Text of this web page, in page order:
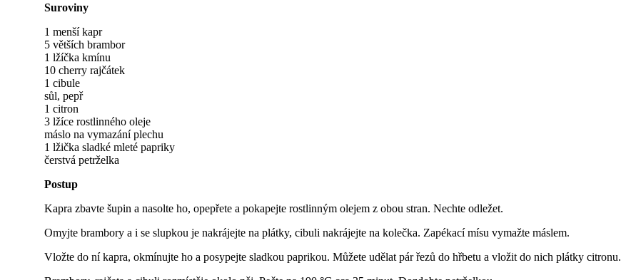
Suroviny
1 menší kapr
5 větších brambor
1 lžíčka kmínu
10 cherry rajčátek
1 cibule
sůl, pepř
1 citron
3 lžíce rostlinného oleje
máslo na vymazání plechu
1 lžička sladké mleté papriky
čerstvá petrželka
Postup
Kapra zbavte šupin a nasolte ho, opepřete a pokapejte rostlinným olejem z obou stran. Nechte odležet.
Omyjte brambory a i se slupkou je nakrájejte na plátky, cibuli nakrájejte na kolečka. Zapékací mísu vymažte máslem.
Vložte do ní kapra, okmínujte ho a posypejte sladkou paprikou. Můžete udělat pár řezů do hřbetu a vložit do nich plátky citronu.